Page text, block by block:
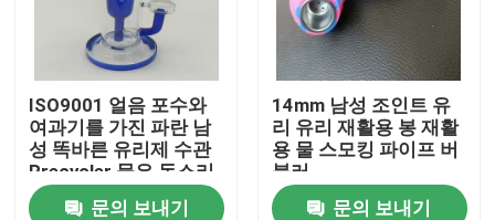
ISO9001 얼음 포수와
여과기를 가진 파란 남
성 똑바른 유리제 수관
Rrecycler 물은 동소리
를 냅니다
문의 보내기
14mm 남성 조인트 유
리 유리 재활용 봉 재활
용 물 스모킹 파이프 버
블러
문의 보내기